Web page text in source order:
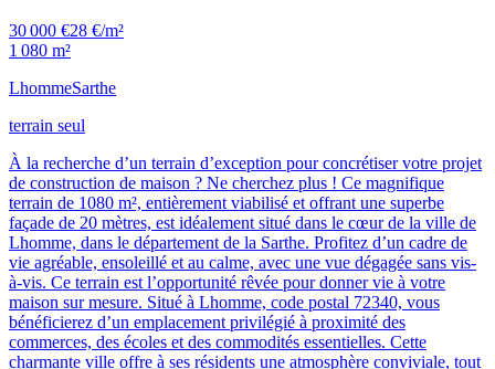
30 000 €28 €/m²
1 080 m²
LhommeSarthe
terrain seul
À la recherche d’un terrain d’exception pour concrétiser votre projet
de construction de maison ? Ne cherchez plus ! Ce magnifique
terrain de 1080 m², entièrement viabilisé et offrant une superbe
façade de 20 mètres, est idéalement situé dans le cœur de la ville de
Lhomme, dans le département de la Sarthe. Profitez d’un cadre de
vie agréable, ensoleillé et au calme, avec une vue dégagée sans vis-
à-vis. Ce terrain est l’opportunité rêvée pour donner vie à votre
maison sur mesure. Situé à Lhomme, code postal 72340, vous
bénéficierez d’un emplacement privilégié à proximité des
commerces, des écoles et des commodités essentielles. Cette
charmante ville offre à ses résidents une atmosphère conviviale, tout